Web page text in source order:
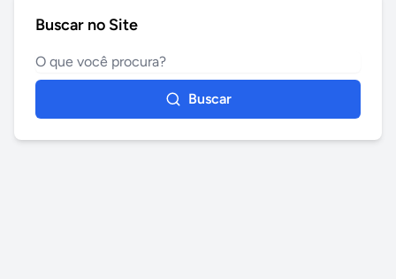
Buscar no Site
Buscar